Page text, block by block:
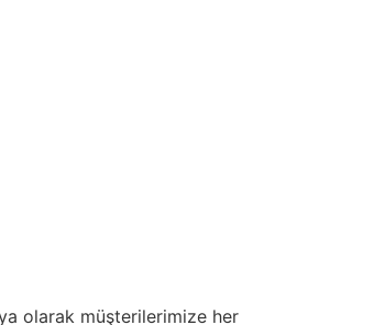
olarak müşterilerimize her